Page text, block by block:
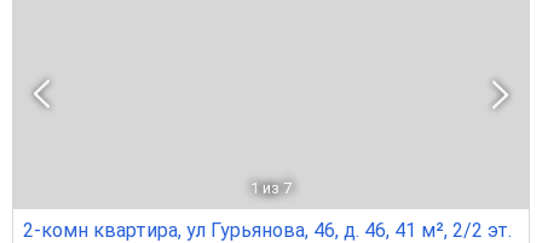
1 из 7
2-комн квартира, ул Гурьянова, 46, д. 46, 41 м², 2/2 эт.